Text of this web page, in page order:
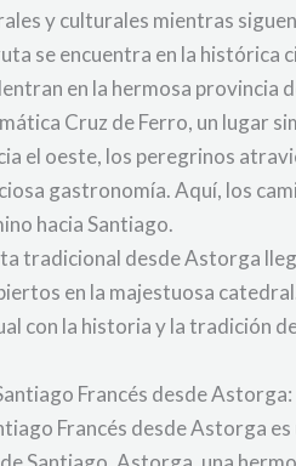
y culturales mientras
se encuentra en la
en la hermosa provincia
Cruz de Ferro, un lugar
el oeste, los peregrinos
gastronomía. Aquí, los
hacia Santiago.
tradicional desde Astorga
en la majestuosa
con la historia y la tradición
Francés desde
Francés desde Astorga